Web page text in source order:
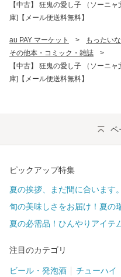
【中古】 狂鬼の愛し子 （ソーニ
庫]【メール便送料無料】
au PAY マーケット > もったい
その他本・コミック・雑誌
>
【中古】 狂鬼の愛し子 （ソーニ
庫]【メール便送料無料】
ペ
ピックアップ特集
夏の挨拶、まだ間に合います。
旬の美味しさをお届け！夏の
夏の必需品！ひんやりアイテ
注目のカテゴリ
ビール・発泡酒 チューハイ